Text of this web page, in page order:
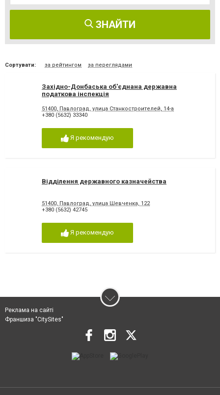
ЗНАЙТИ
Сортувати: за рейтингом за переглядами
Західно-Донбаська об'єднана державна
податкова інспекція
51400, Павлоград, улица Станкостроителей, 14-а
+380 (5632) 33340
Я рекомендую
Відділення державного казначейства
51400, Павлоград, улица Шевченка, 122
+380 (5632) 42745
Я рекомендую
Реклама на сайті
Франшиза "CitySites"